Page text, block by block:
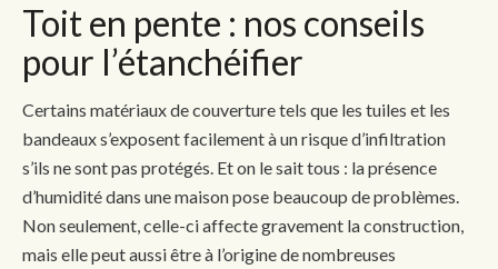
Toit en pente : nos conseils
pour l’étanchéifier
Certains matériaux de couverture tels que les tuiles et les
bandeaux s’exposent facilement à un risque d’infiltration
s’ils ne sont pas protégés. Et on le sait tous : la présence
d’humidité dans une maison pose beaucoup de problèmes.
Non seulement, celle-ci affecte gravement la construction,
mais elle peut aussi être à l’origine de nombreuses